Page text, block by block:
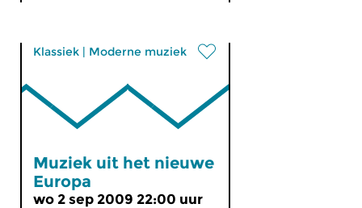
Klassiek | Moderne muziek
Muziek uit het nieuwe
Europa
wo 2 sep 2009 22:00 uur